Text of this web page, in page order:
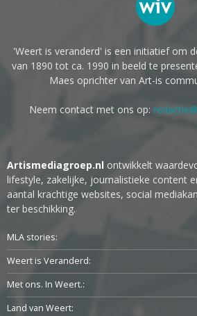
'Weert is veranderd' is een initiatief om
van 1890 tot ca. 1990 in beeld te
Maes oprichter van Art-is
Neem contact met ons op:
Artismediagroep.nl ontwikkelt
lifestyle, zakelijke, journalistieke content
aantal krachtige websites, social
ter beschikking.
MLA stories:
Weert is Veranderd:
Met ons. In Weert.:
Land van Weert: